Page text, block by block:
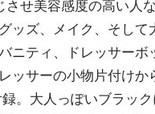
せ美容感度の高い人
ッズ、メイク、そし
ニティ、ドレッサー
ッサーの小物片付け
。大人っぽいブラッ